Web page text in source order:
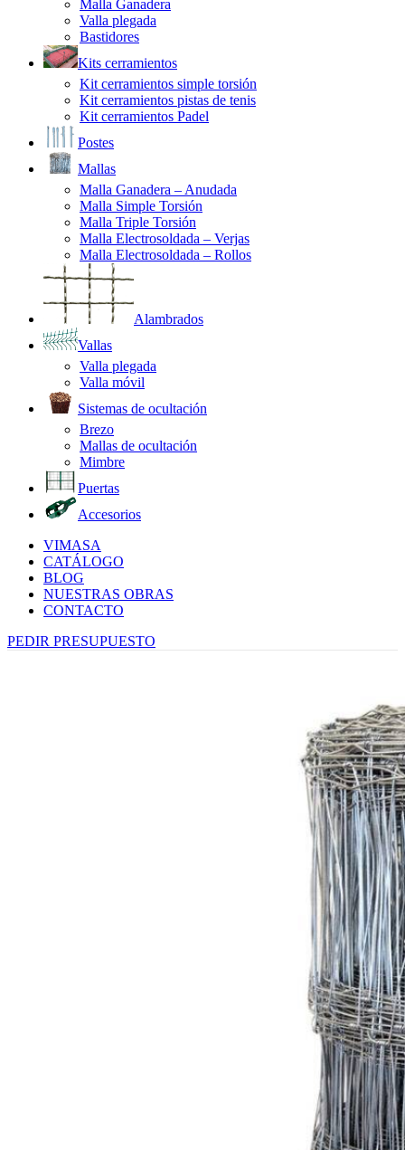
Malla Ganadera
Valla plegada
Bastidores
Kits cerramientos
Kit cerramientos simple torsión
Kit cerramientos pistas de tenis
Kit cerramientos Padel
Postes
Mallas
Malla Ganadera – Anudada
Malla Simple Torsión
Malla Triple Torsión
Malla Electrosoldada – Verjas
Malla Electrosoldada – Rollos
Alambrados
Vallas
Valla plegada
Valla móvil
Sistemas de ocultación
Brezo
Mallas de ocultación
Mimbre
Puertas
Accesorios
VIMASA
CATÁLOGO
BLOG
NUESTRAS OBRAS
CONTACTO
PEDIR PRESUPUESTO